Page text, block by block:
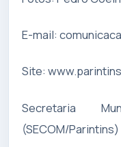
E-mail:
Site:
Secretaria
(SECOM/Parintins)